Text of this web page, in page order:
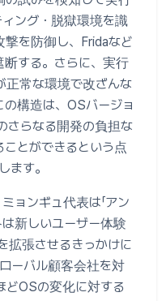
ング・脱獄環境を識
撃を防御し、Fridaなど
断する。さらに、実行
正常な環境で改ざんな
構造は、OSバージョ
さらなる開発の負担な
とができるという点
す。
ョンギュ代表は「アン
新しいユーザー体験
拡張させるきっかけに
ローバル顧客会社を対
どOSの変化に対する